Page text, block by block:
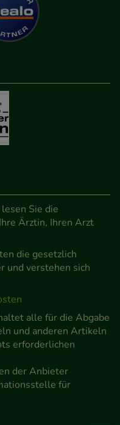
Inhalte
zu
der Nutzung
deren Hilfe wir
können,
auch die
oder soziale
Sie die
Ärztin, Ihren Arzt
die gesetzlich
und verstehen sich
alle für die Abgabe
und anderen Artikeln
erforderlichen
der Anbieter
für